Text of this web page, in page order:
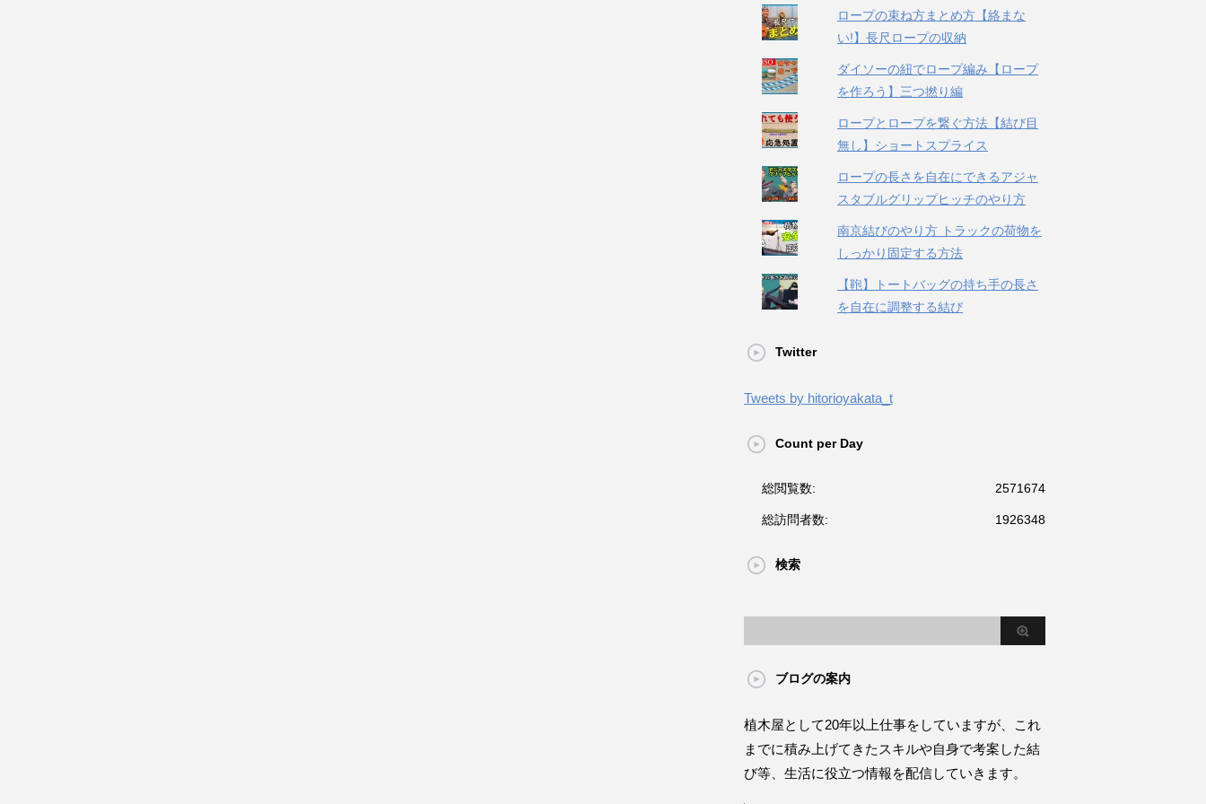
ロープの束ね方まとめ方【絡まな
い!】長尺ロープの収納
ダイソーの紐でロープ編み【ロープ
を作ろう】三つ撚り編
ロープとロープを繋ぐ方法【結び目
無し】ショートスプライス
ロープの長さを自在にできるアジャ
スタブルグリップヒッチのやり方
南京結びのやり方 トラックの荷物を
しっかり固定する方法
【鞄】トートバッグの持ち手の長さ
を自在に調整する結び
Twitter
Tweets by hitorioyakata_t
Count per Day
2571674
総閲覧数:
1926348
総訪問者数:
検索
ブログの案内
植木屋として20年以上仕事をしていますが、これ
までに積み上げてきたスキルや自身で考案した結
び等、生活に役立つ情報を配信していきます。